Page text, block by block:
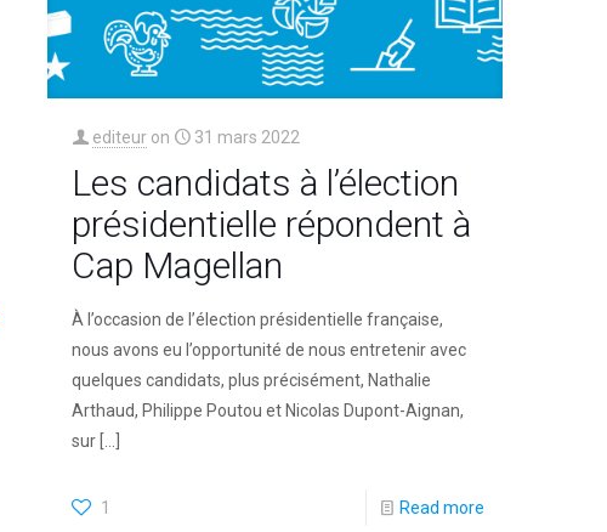
editeur on 31 mars 2022
Les candidats à l’élection
présidentielle répondent à
Cap Magellan
À l’occasion de l’élection présidentielle française,
nous avons eu l’opportunité de nous entretenir avec
quelques candidats, plus précisément, Nathalie
Arthaud, Philippe Poutou et Nicolas Dupont-Aignan,
sur
1 Read more